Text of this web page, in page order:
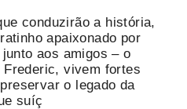
conduzirão a história,
apaixonado por
aos amigos – o
vivem fortes
o legado da
suíç